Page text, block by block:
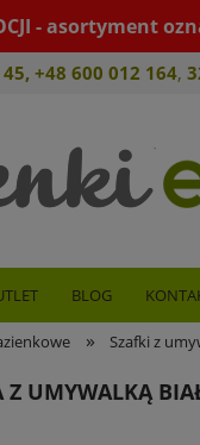
- asortyment
, +48 600 012 164,
BLOG
» Szafki z
Z UMYWALKĄ